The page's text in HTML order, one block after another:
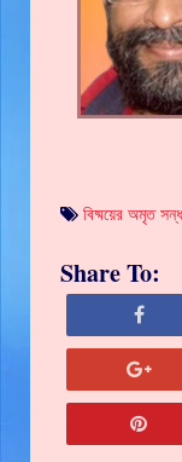
বিষ্ময়ের অমৃত
Share To: